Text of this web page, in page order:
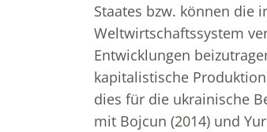
Staates bzw. können die
Weltwirtschaftssystem
Entwicklungen
kapitalistische
dies für die ukrainische
mit Bojcun (2014) und